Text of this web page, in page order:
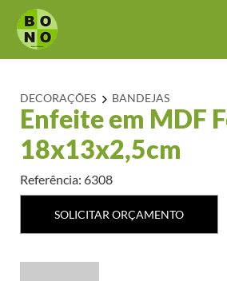
DECORAÇÕES BANDEJAS
Enfeite em MDF
18x13x2,5cm
Referência: 6308
SOLICITAR ORÇAMENTO